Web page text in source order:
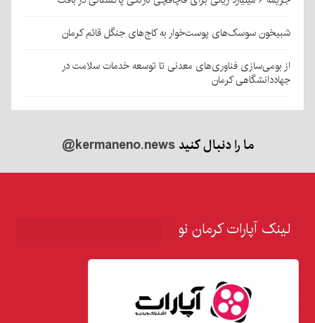
شبیخون سوسک‌های پوست‌خوار به کاج‌های جنگل قائم کرمان
از بومی‌سازی فناوری‌های معدنی تا توسعه خدمات سلامت در
جهاددانشگاهی کرمان
ما را دنبال کنید@kermaneno.news
لینک آپارات کرمان نو